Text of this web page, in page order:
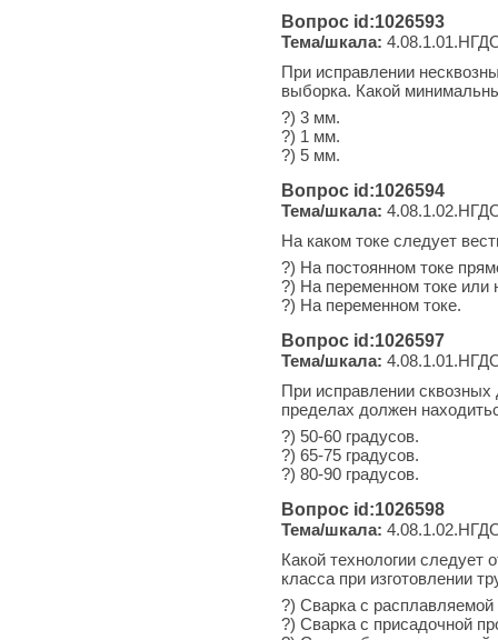
Вопрос id:1026593
Тема/шкала:
При исправлении
выборка. Какой
?) 3 мм.
?) 1 мм.
?) 5 мм.
Вопрос id:1026594
Тема/шкала:
На каком токе следует
?) На постоянном токе
?) На переменном токе или
?) На переменном токе.
Вопрос id:1026597
Тема/шкала:
При исправлении
пределах должен
?) 50-60 градусов.
?) 65-75 градусов.
?) 80-90 градусов.
Вопрос id:1026598
Тема/шкала:
Какой технологии следует
класса при изготовлении
?) Сварка с расплавляемой
?) Сварка с присадочной